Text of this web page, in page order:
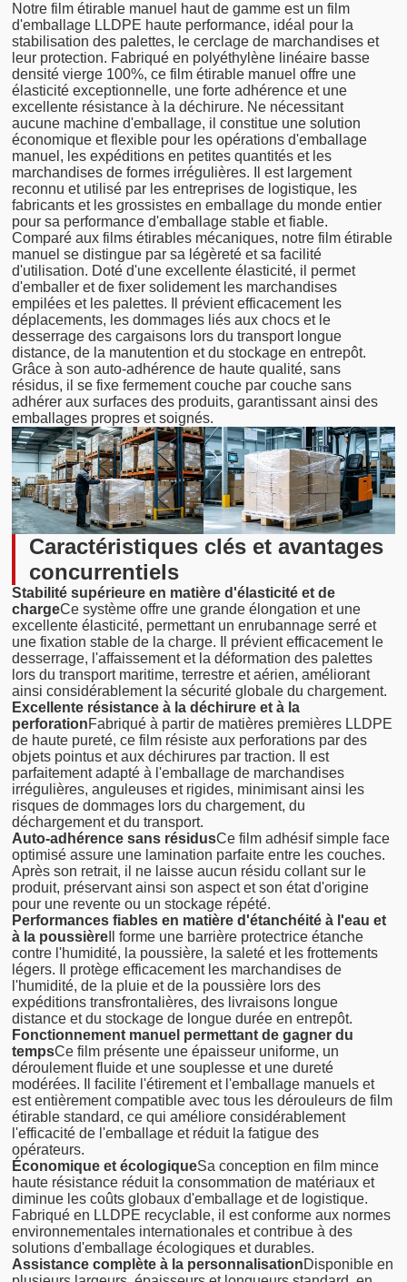
Notre film étirable manuel haut de gamme est un film
d'emballage LLDPE haute performance, idéal pour la
stabilisation des palettes, le cerclage de marchandises et
leur protection. Fabriqué en polyéthylène linéaire basse
densité vierge 100%, ce film étirable manuel offre une
élasticité exceptionnelle, une forte adhérence et une
excellente résistance à la déchirure. Ne nécessitant
aucune machine d'emballage, il constitue une solution
économique et flexible pour les opérations d'emballage
manuel, les expéditions en petites quantités et les
marchandises de formes irrégulières. Il est largement
reconnu et utilisé par les entreprises de logistique, les
fabricants et les grossistes en emballage du monde entier
pour sa performance d'emballage stable et fiable.
Comparé aux films étirables mécaniques, notre film étirable
manuel se distingue par sa légèreté et sa facilité
d'utilisation. Doté d'une excellente élasticité, il permet
d'emballer et de fixer solidement les marchandises
empilées et les palettes. Il prévient efficacement les
déplacements, les dommages liés aux chocs et le
desserrage des cargaisons lors du transport longue
distance, de la manutention et du stockage en entrepôt.
Grâce à son auto-adhérence de haute qualité, sans
résidus, il se fixe fermement couche par couche sans
adhérer aux surfaces des produits, garantissant ainsi des
emballages propres et soignés.
Caractéristiques clés et avantages
concurrentiels
Stabilité supérieure en matière d'élasticité et de
chargeCe système offre une grande élongation et une
excellente élasticité, permettant un enrubannage serré et
une fixation stable de la charge. Il prévient efficacement le
desserrage, l'affaissement et la déformation des palettes
lors du transport maritime, terrestre et aérien, améliorant
ainsi considérablement la sécurité globale du chargement.
Excellente résistance à la déchirure et à la
perforationFabriqué à partir de matières premières LLDPE
de haute pureté, ce film résiste aux perforations par des
objets pointus et aux déchirures par traction. Il est
parfaitement adapté à l'emballage de marchandises
irrégulières, anguleuses et rigides, minimisant ainsi les
risques de dommages lors du chargement, du
déchargement et du transport.
Auto-adhérence sans résidusCe film adhésif simple face
optimisé assure une lamination parfaite entre les couches.
Après son retrait, il ne laisse aucun résidu collant sur le
produit, préservant ainsi son aspect et son état d'origine
pour une revente ou un stockage répété.
Performances fiables en matière d'étanchéité à l'eau et
à la poussière Il forme une barrière protectrice étanche
contre l'humidité, la poussière, la saleté et les frottements
légers. Il protège efficacement les marchandises de
l'humidité, de la pluie et de la poussière lors des
expéditions transfrontalières, des livraisons longue
distance et du stockage de longue durée en entrepôt.
Fonctionnement manuel permettant de gagner du
tempsCe film présente une épaisseur uniforme, un
déroulement fluide et une souplesse et une dureté
modérées. Il facilite l'étirement et l'emballage manuels et
est entièrement compatible avec tous les dérouleurs de film
étirable standard, ce qui améliore considérablement
l'efficacité de l'emballage et réduit la fatigue des
opérateurs.
Économique et écologiqueSa conception en film mince
haute résistance réduit la consommation de matériaux et
diminue les coûts globaux d'emballage et de logistique.
Fabriqué en LLDPE recyclable, il est conforme aux normes
environnementales internationales et contribue à des
solutions d'emballage écologiques et durables.
Assistance complète à la personnalisationDisponible en